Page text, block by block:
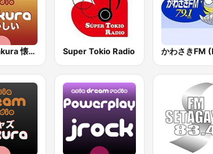
J-Pop Sakura 懐かしい Super Tokio Radio